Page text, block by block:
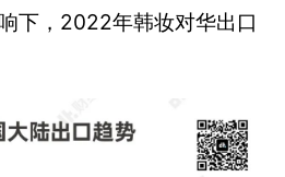
下，2022年韩妆对华出口